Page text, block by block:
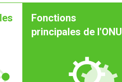
Fonctions
principales de l'ONU